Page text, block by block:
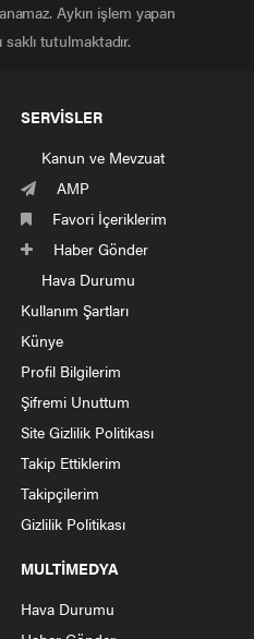
Aykırı işlem yapan
tutulmaktadır.
SERVİSLER
Kanun ve Mevzuat
AMP
Favori İçeriklerim
Haber Gönder
Hava Durumu
Kullanım Şartları
Künye
Profil Bilgilerim
Şifremi Unuttum
Site Gizlilik Politikası
Takip Ettiklerim
Takipçilerim
Gizlilik Politikası
MULTİMEDYA
Hava Durumu